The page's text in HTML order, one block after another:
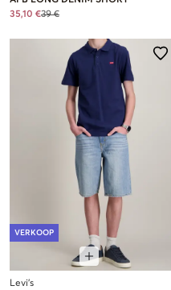
35,10 €39 €
VERKOOP
Levi's